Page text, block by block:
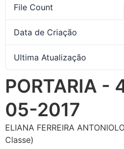
File Count
Data de Criação
Ultima Atualização
PORTARIA -
05-2017
ELIANA FERREIRA
Classe)